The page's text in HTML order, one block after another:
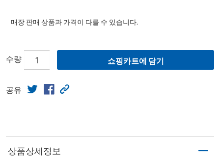
매장 판매 상품과 가격이 다를 수 있습니다.
수량 쇼핑카트에 담기
공유
상품상세정보